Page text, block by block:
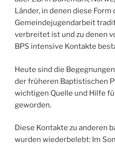
Länder, in denen diese Form
Gemeindejugendarbeit
verbreitet ist und zu denen
BPS intensive Kontakte
Heute sind die
der früheren Baptistischen
wichtigen Quelle und Hilfe
geworden.
Diese Kontakte zu anderen
wurden wiederbelebt: Im